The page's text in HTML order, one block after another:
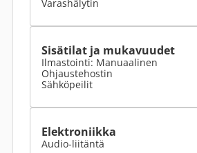
Varashälytin
Sisätilat ja mukavuudet
Ilmastointi: Manuaalinen
Ohjaustehostin
Sähköpeilit
Elektroniikka
Audio-liitäntä